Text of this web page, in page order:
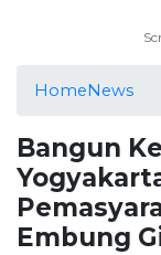
HomeNews
Bangun
Embung